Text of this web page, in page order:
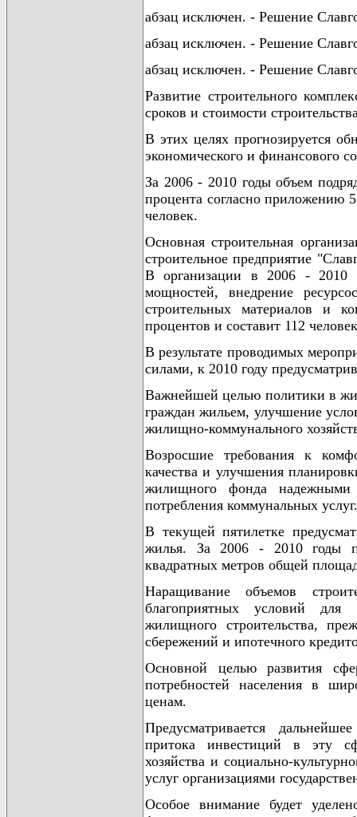
абзац исключен. - Решение
абзац исключен. - Решение
абзац исключен. - Решение
Развитие строительного
сроков и стоимости
В этих целях прогнозируется
экономического и финансового
За 2006 - 2010 годы объем
процента согласно приложению
человек.
Основная строительная
строительное предприятие
В организации в 2006 - 2010
мощностей, внедрение
строительных материалов и
процентов и составит 112
В результате проводимых
силами, к 2010 году
Важнейшей целью политики в
граждан жильем, улучшение
жилищно-коммунального
Возросшие требования к
качества и улучшения
жилищного фонда надежными
потребления коммунальных услуг.
В текущей пятилетке
жилья. За 2006 - 2010 годы
квадратных метров общей
Наращивание объемов
благоприятных условий для
жилищного строительства,
сбережений и ипотечного
Основной целью развития
потребностей населения в
ценам.
Предусматривается
притока инвестиций в эту
хозяйства и социально-
услуг организациями
Особое внимание будет